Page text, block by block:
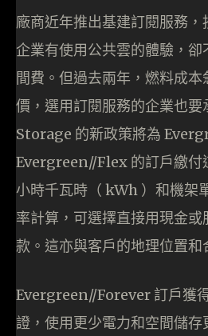
廠商近年推出基建訂閱服務
企業有使用公共雲的體驗，
間費。但過去兩年，燃料成
價，選用訂閱服務的企業也
Storage 的新政策將為
Evergreen//Flex 的訂戶繳付
小時千瓦時（ kWh ）和機架
率計算，可選擇直接用現金或
款。這亦與客戶的地理位置和
Evergreen//Forever 訂戶獲
證，使用更少電力和空間儲